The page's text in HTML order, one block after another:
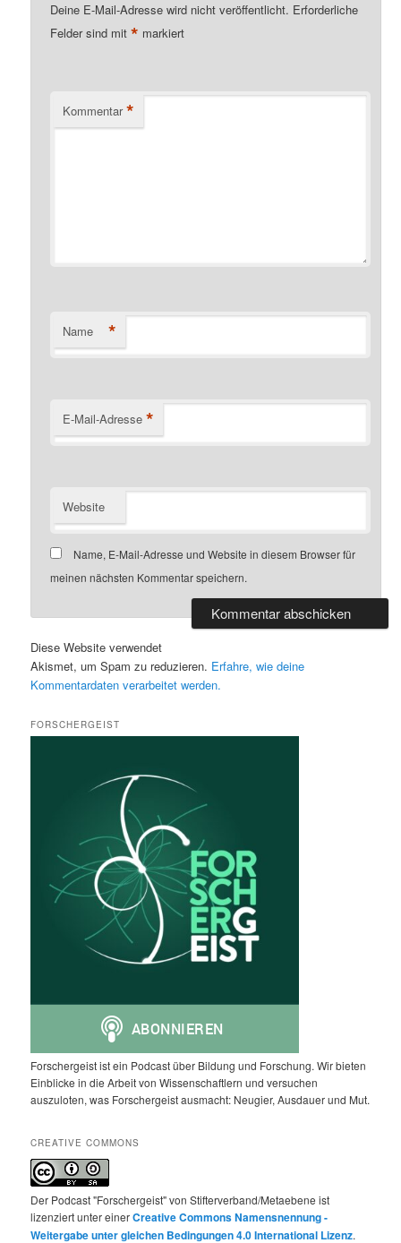
Deine E-Mail-Adresse wird nicht veröffentlicht. Erforderliche
Felder sind mit* markiert
Kommentar *
Name *
E-Mail-Adresse *
Website
Name, E-Mail-Adresse und Website in diesem Browser für
meinen nächsten Kommentar speichern.
Diese Website verwendet
Akismet, um Spam zu reduzieren. Erfahre, wie deine
Kommentardaten verarbeitet werden.
FORSCHERGEIST
Forschergeist ist ein Podcast über Bildung und Forschung. Wir bieten
Einblicke in die Arbeit von Wissenschaftlern und versuchen
auszuloten, was Forschergeist ausmacht: Neugier, Ausdauer und Mut.
CREATIVE COMMONS
Der Podcast "Forschergeist" von Stifterverband/Metaebene ist
lizenziert unter einerCreative Commons Namensnennung -
Weitergabe unter gleichen Bedingungen 4.0 International Lizenz.